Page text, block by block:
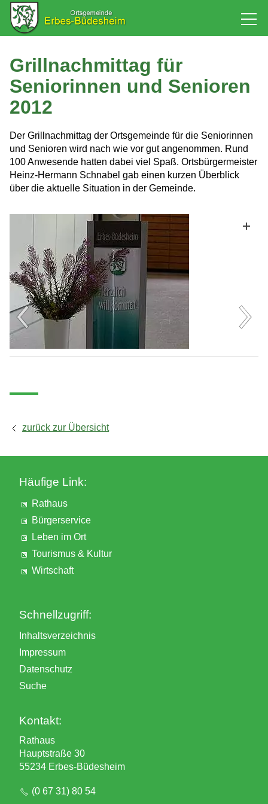
Rathaus
Bürgerservice
Baugebiet
Leben
Wirtschaft
Ausgrabungen
Grillnachmittag für
Seniorinnen und Senioren
2012
Der Grillnachmittag der Ortsgemeinde für die Seniorinnen
und Senioren wird nach wie vor gut angenommen. Rund
100 Anwesende hatten dabei viel Spaß. Ortsbürgermeister
Heinz-Hermann Schnabel gab einen kurzen Überblick
über die aktuelle Situation in der Gemeinde.
zurück zur Übersicht
Häufige Link:
Rathaus
Bürgerservice
Leben im Ort
Tourismus & Kultur
Wirtschaft
Schnellzugriff:
Inhaltsverzeichnis
Impressum
Datenschutz
Suche
Kontakt:
Rathaus
Hauptstraße 30
55234 Erbes-Büdesheim
(0 67 31) 80 54